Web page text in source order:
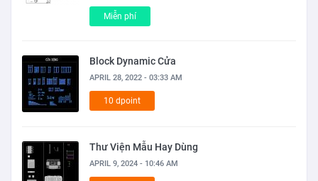
Miễn phí
Block Dynamic Cửa
APRIL 28, 2022 - 03:33 AM
10 dpoint
Thư Viện Mẫu Hay Dùng
APRIL 9, 2024 - 10:46 AM